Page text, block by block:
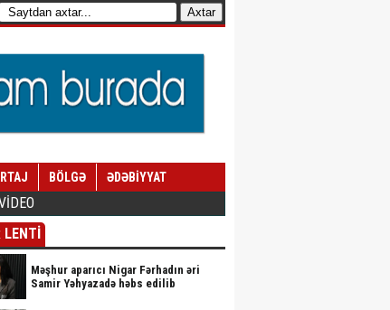
BÖLGƏ ƏDƏBİYYAT
LENTİ
Məşhur aparıcı Nigar Fərhadın əri
Samir Yəhyazadə həbs edilib